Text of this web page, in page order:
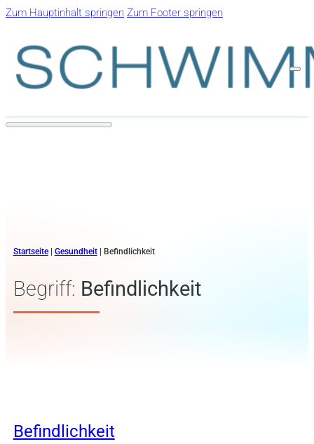
Zum Hauptinhalt springen Zum Footer springen
Startseite| Gesundheit| Befindlichkeit
Begriff: Befindlichkeit
Befindlichkeit